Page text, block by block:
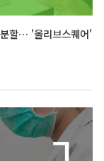
할… '올리브스퀘어'